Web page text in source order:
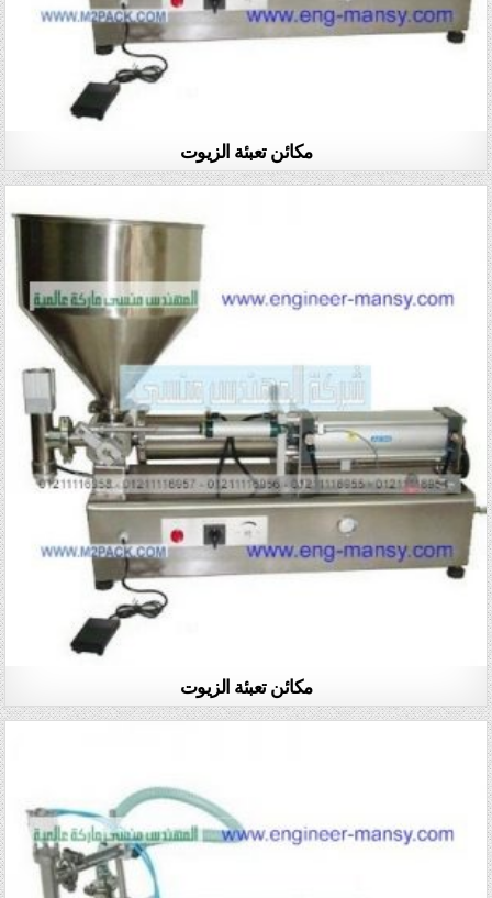
مكائن تعبئة الزيوت
مكائن تعبئة الزيوت